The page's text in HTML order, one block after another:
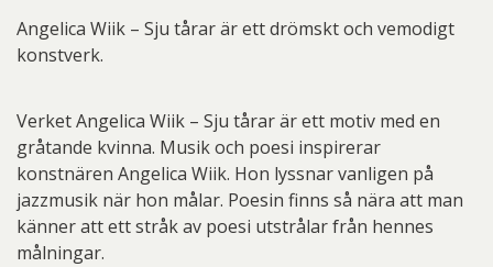
Angelica Wiik – Sju tårar är ett drömskt och vemodigt
konstverk.
Verket Angelica Wiik – Sju tårar är ett motiv med en
gråtande kvinna. Musik och poesi inspirerar
konstnären Angelica Wiik. Hon lyssnar vanligen på
jazzmusik när hon målar. Poesin finns så nära att man
känner att ett stråk av poesi utstrålar från hennes
målningar.